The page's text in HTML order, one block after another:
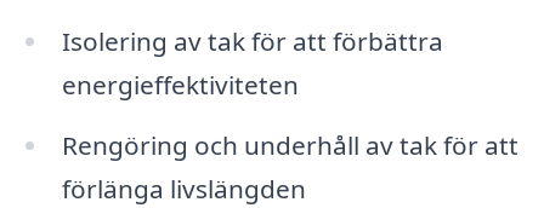
Isolering av tak för att förbättra
energieffektiviteten
Rengöring och underhåll av tak för att
förlänga livslängden